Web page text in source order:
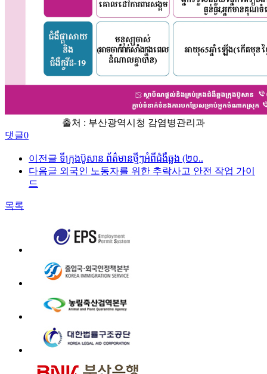
출처 : 부산광역시청 감염병관리과
댓글0
이전글 ទីក្រុងប៊ូសាន ព័ត៌មានថ្មីៗអំពីជំងឺឆ្លង (២០..
다음글 외국인 노동자를 위한 추락사고 안전 작업 가이
드
목록